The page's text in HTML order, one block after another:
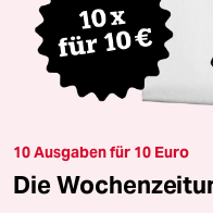
10 Ausgaben für 10 Euro
Die